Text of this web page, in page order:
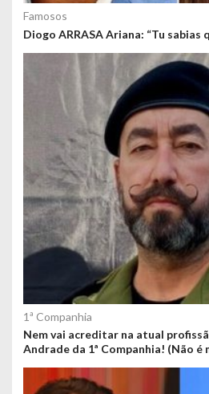
Famosos
Diogo ARRASA Ariana: “Tu sabias
1ª Companhia
Nem vai acreditar na atual
Andrade da 1ª Companhia! (Não é